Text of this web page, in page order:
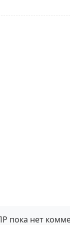
пока нет